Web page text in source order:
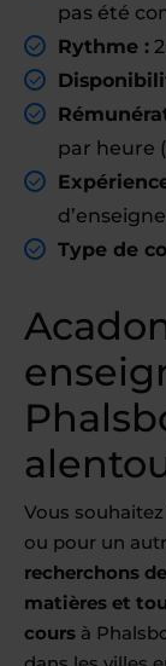
pas été
Rythme :
par heure
Type de
Vous
ou pour un
recherchons
matières et
cours à